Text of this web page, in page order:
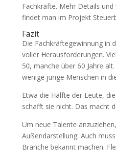
Fachkräfte. Mehr Details
findet man im Projekt
Fazit
Die Fachkräftegewinnung in
voller Herausforderungen.
50, manche über 60 Jahre
wenige junge Menschen in
Etwa die Hälfte der Leute,
schafft sie nicht. Das macht
Um neue Talente
Außendarstellung. Auch
Branche bekannt machen.